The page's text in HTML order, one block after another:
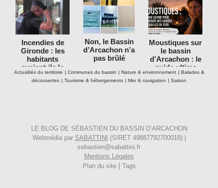
Incendies de
Gironde : les
habitants
avaient-ils le
droit de rester
dans leurs
Non, le Bassin
d’Arcachon n’a
pas brûlé
Moustiques sur
le bassin
d’Arcachon : le
guide ultime
pour retrouver
des soirées
Actualités du territoire | Communes du bassin | Nature & environnement | Balades &
découvertes | Tourisme & hébergements | Mer & navigation | Saison
LE BLOG DE SÉBASTIEN DU BASSIN D’ARCACHON
Webmédia par SABATTINI
(SIRET 49887792700018) |
sebastien@sabattini.fr
Mentions Légales
Plan du site | Tags